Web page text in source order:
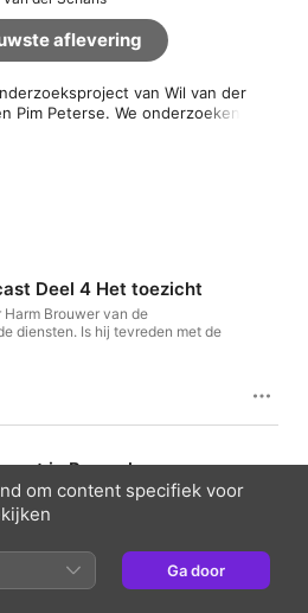
van Wil van der
Pim Peterse. We onderzoeken de
veiligheidsdiensten (Wiv) zie ook
aflevering
Deel 4 Het toezicht
Brouwer van de
diensten. Is hij tevreden met de
in Brussel
Wiv
op 1 maart 2018. Met
Vincent Böhre (Privacy First),
Rechten van de Mens),
om content specifiek voor
Ga door